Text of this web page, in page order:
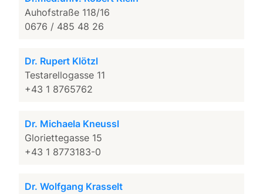
Auhofstraße 118/16
0676 / 485 48 26
Dr. Rupert Klötzl
Testarellogasse 11
+43 1 8765762
Dr. Michaela Kneussl
Gloriettegasse 15
+43 1 8773183-0
Dr. Wolfgang Krasselt